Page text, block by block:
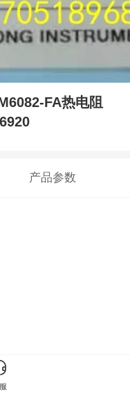
FA热电阻
产品参数